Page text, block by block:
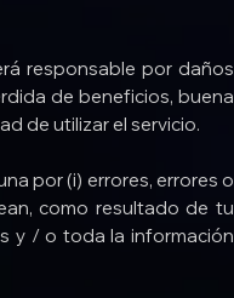
responsable por daños
de beneficios, buena
de utilizar el servicio.
por (i) errores, errores o
como resultado de tu
y / o toda la información